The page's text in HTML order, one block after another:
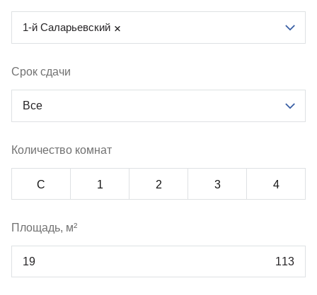
1-й Саларьевский
Срок сдачи
Все
Количество комнат
С 1 2 3 4
Площадь, м²